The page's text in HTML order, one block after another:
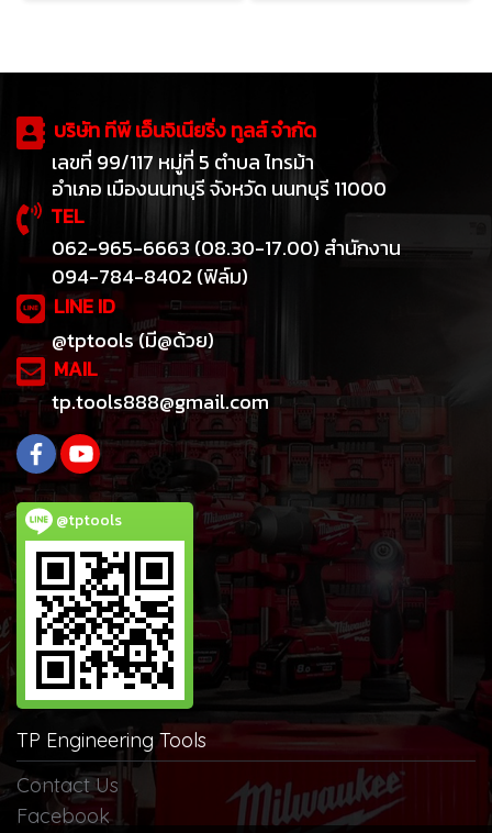
บริษัท ทีพี เอ็นจิเนียริ่ง ทูลส์ จำกัด
เลขที่ 99/117 หมู่ที่ 5 ตำบล ไทรม้า
อำเภอ เมืองนนทบุรี จังหวัด นนทบุรี 11000
TEL
062-965-6663 (08.30-17.00) สำนักงาน
094-784-8402 (ฟิล์ม)
LINE ID
@tptools (มี@ด้วย)
MAIL
tp.tools888@gmail.com
@tptools
TP Engineering Tools
Contact Us
Facebook